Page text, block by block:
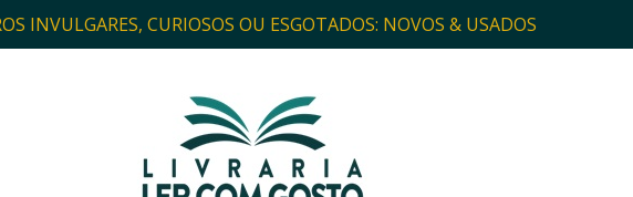
INVULGARES, CURIOSOS OU ESGOTADOS: NOVOS & USADOS